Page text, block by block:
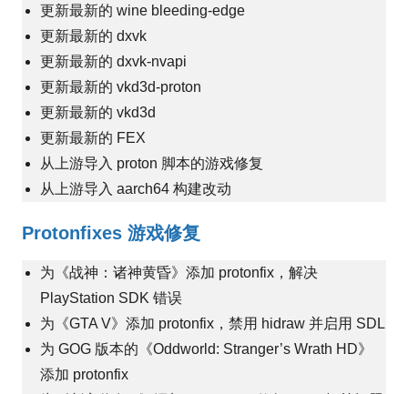
更新最新的 wine bleeding-edge
更新最新的 dxvk
更新最新的 dxvk-nvapi
更新最新的 vkd3d-proton
更新最新的 vkd3d
更新最新的 FEX
从上游导入 proton 脚本的游戏修复
从上游导入 aarch64 构建改动
Protonfixes 游戏修复
为《战神：诸神黄昏》添加 protonfix，解决
PlayStation SDK 错误
为《GTA V》添加 protonfix，禁用 hidraw 并启用 SDL
为 GOG 版本的《Oddworld: Stranger’s Wrath HD》
添加 protonfix